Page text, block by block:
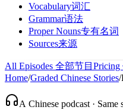
Vocabulary词汇
Grammar语法
Proper Nouns专有名词
Sources来源
All Episodes 全部节目 Pricing
Home/Graded Chinese Stories/
A Chinese podcast · Same